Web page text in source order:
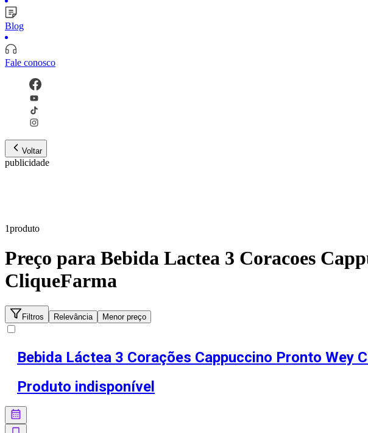
Blog
Fale conosco
Voltar
publicidade
1produto
Preço para Bebida Lactea 3 Coracoes
CliqueFarma
Filtros Relevância Menor preço
Bebida Láctea 3 Corações Cappuccino Pronto Wey
Produto indisponível